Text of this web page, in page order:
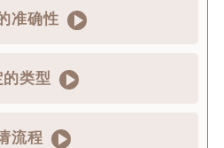
准确性
类型
流程